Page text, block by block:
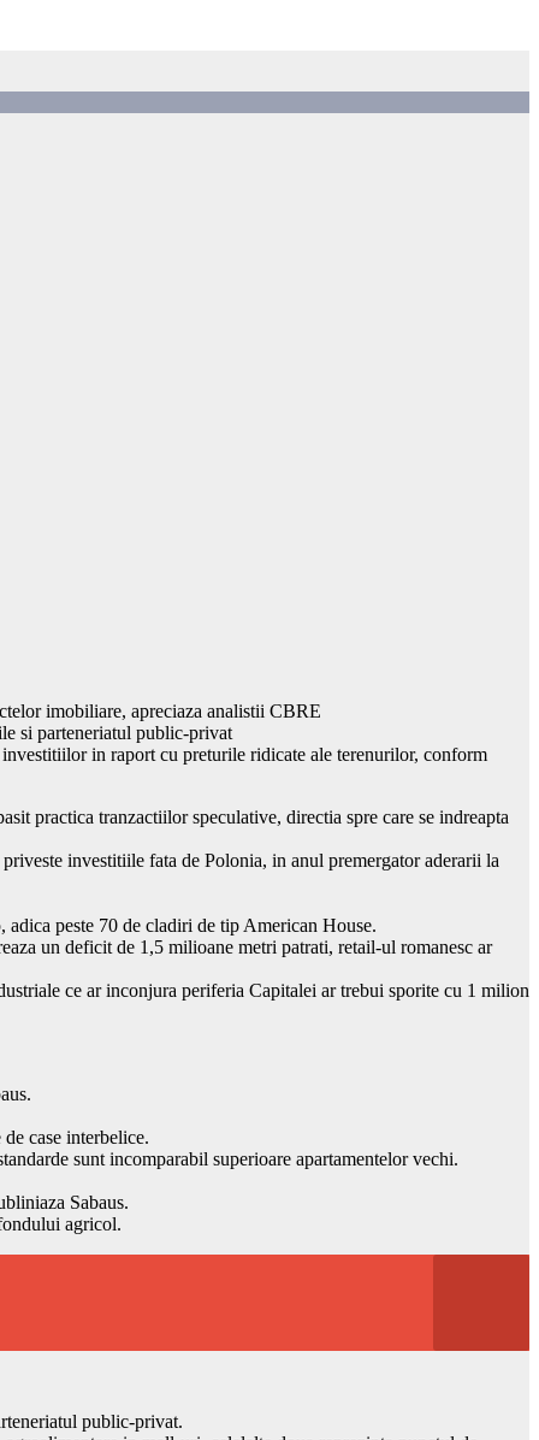
imobiliare, apreciaza analistii CBRE
si parteneriatul public-privat
in raport cu preturile ridicate ale terenurilor, conform
practica tranzactiilor speculative, directia spre care se indreapta
investitiile fata de Polonia, in anul premergator aderarii la
peste 70 de cladiri de tip American House.
un deficit de 1,5 milioane metri patrati, retail-ul romanesc ar
ce ar inconjura periferia Capitalei ar trebui sporite cu 1 milion
case interbelice.
sunt incomparabil superioare apartamentelor vechi.
Sabaus.
agricol.
public-privat.